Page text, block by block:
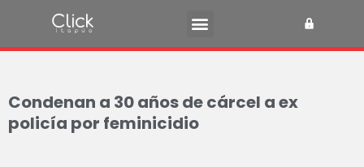
Condenan a 30 años de cárcel a ex
policía por feminicidio